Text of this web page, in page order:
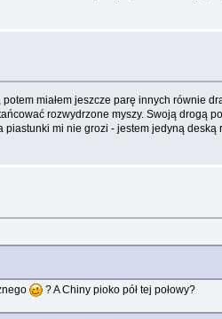
miałem jeszcze parę innych
rozwydrzone myszy. Swoją drogą
piastunki mi nie grozi - jestem jedyną deską
? A Chiny pioko pół tej połowy?